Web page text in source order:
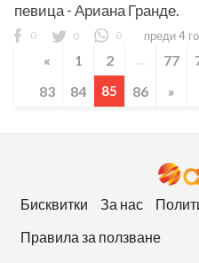
певица - Ариана Гранде.
0 0 0 преди 4
« 1 2 ... 77
83
84 85 86 »
Бисквитки За нас
Правила за ползване